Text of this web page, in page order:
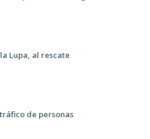
Lupa, al rescate
de personas